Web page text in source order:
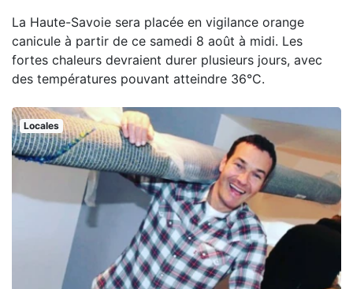
La Haute-Savoie sera placée en vigilance orange
canicule à partir de ce samedi 8 août à midi. Les
fortes chaleurs devraient durer plusieurs jours, avec
des températures pouvant atteindre 36°C.
Locales